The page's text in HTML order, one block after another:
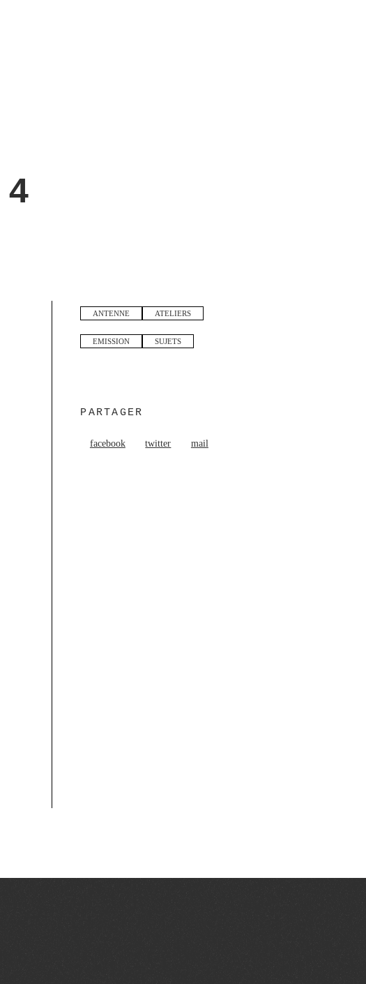
ANTENNE ATELIERS
EMISSION SUJETS
PARTAGER
facebook twitter mail